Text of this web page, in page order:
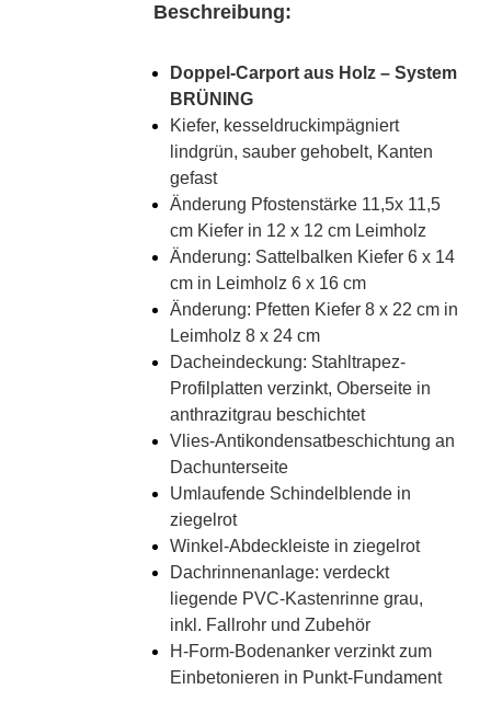
Beschreibung:
Doppel-Carport aus Holz – System
BRÜNING
Kiefer, kesseldruckimpägniert
lindgrün, sauber gehobelt, Kanten
gefast
Änderung Pfostenstärke 11,5x 11,5
cm Kiefer in 12 x 12 cm Leimholz
Änderung: Sattelbalken Kiefer 6 x 14
cm in Leimholz 6 x 16 cm
Änderung: Pfetten Kiefer 8 x 22 cm in
Leimholz 8 x 24 cm
Dacheindeckung: Stahltrapez-
Profilplatten verzinkt, Oberseite in
anthrazitgrau beschichtet
Vlies-Antikondensatbeschichtung an
Dachunterseite
Umlaufende Schindelblende in
ziegelrot
Winkel-Abdeckleiste in ziegelrot
Dachrinnenanlage: verdeckt
liegende PVC-Kastenrinne grau,
inkl. Fallrohr und Zubehör
H-Form-Bodenanker verzinkt zum
Einbetonieren in Punkt-Fundament